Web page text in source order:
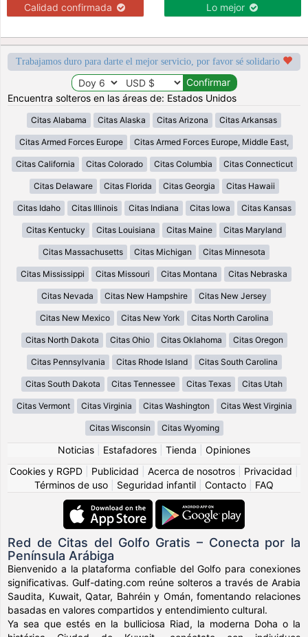
Calidad confirmada Lo mejor
Trabajamos duro para darte el mejor servicio, por favor sé solidario
Encuentra solteros en las áreas de: Estados Unidos
Citas Alabama Citas Alaska Citas Arizona Citas Arkansas
Citas Armed Forces Europe Citas Armed Forces Europe, Middle East,
Citas California Citas Colorado Citas Columbia Citas Connecticut
Citas Delaware Citas Florida Citas Georgia Citas Hawaii
Citas Idaho Citas Illinois Citas Indiana Citas Iowa Citas Kansas
Citas Kentucky Citas Louisiana Citas Maine Citas Maryland
Citas Massachusetts Citas Michigan Citas Minnesota
Citas Mississippi Citas Missouri Citas Montana Citas Nebraska
Citas Nevada Citas New Hampshire Citas New Jersey
Citas New Mexico Citas New York Citas North Carolina
Citas North Dakota Citas Ohio Citas Oklahoma Citas Oregon
Citas Pennsylvania Citas Rhode Island Citas South Carolina
Citas South Dakota Citas Tennessee Citas Texas Citas Utah
Citas Vermont Citas Virginia Citas Washington Citas West Virginia
Citas Wisconsin Citas Wyoming
Noticias Estafadores Tienda
Opiniones
Cookies y RGPD
Publicidad Acerca de nosotros Privacidad
Términos de uso
Seguridad infantil Contacto FAQ
Red de Citas del Golfo Gratis – Conecta por la
Península Arábiga
Bienvenido a la plataforma confiable del Golfo para conexiones
significativas. Gulf-dating.com reúne solteros a través de Arabia
Saudita, Kuwait, Qatar, Bahréin y Omán, fomentando relaciones
basadas en valores compartidos y entendimiento cultural.
Ya sea que estés en la bulliciosa Riad, la moderna Doha o la